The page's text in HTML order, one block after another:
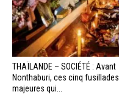
THAÏLANDE – SOCIÉTÉ : Avant
Nonthaburi, ces cinq fusillades
majeures qui...